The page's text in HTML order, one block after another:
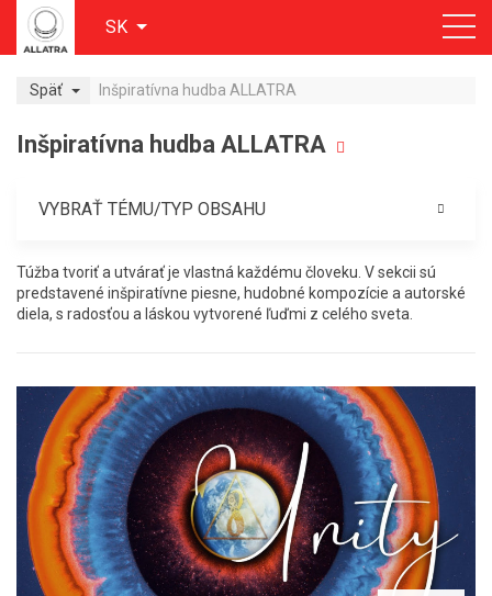
SK
Späť Inšpiratívna hudba ALLATRA
Inšpiratívna hudba ALLATRA
VYBRAŤ TÉMU/TYP OBSAHU
Túžba tvoriť a utvárať je vlastná každému človeku. V sekcii sú
predstavené inšpiratívne piesne, hudobné kompozície a autorské
diela, s radosťou a láskou vytvorené ľuďmi z celého sveta.